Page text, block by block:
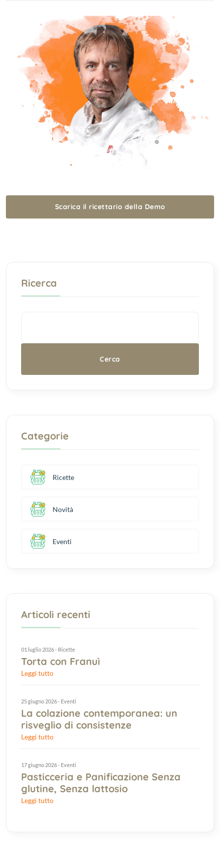
Scarica il ricettario della Demo
Ricerca
Categorie
Ricette
Novità
Eventi
Articoli recenti
01 luglio 2026 - Ricette
Torta con Franuì
Leggi tutto
25 giugno 2026 - Eventi
La colazione contemporanea: un
risveglio di consistenze
Leggi tutto
17 giugno 2026 - Eventi
Pasticceria e Panificazione Senza
glutine, Senza lattosio
Leggi tutto